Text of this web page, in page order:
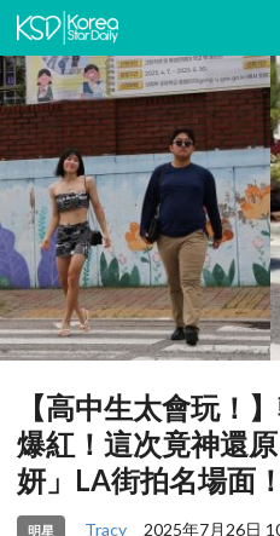
【高中生太會玩！
爆紅！這次竟神還
妍」LA街拍名場面！
明星 Tracy 2025年7月26日